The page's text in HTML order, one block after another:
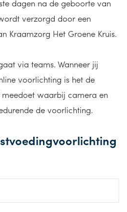
dagen na de geboorte van
verzorgd door een
Kraamzorg Het Groene Kruis.
via teams. Wanneer jij
voorlichting is het de
waarbij camera en
de voorlichting.